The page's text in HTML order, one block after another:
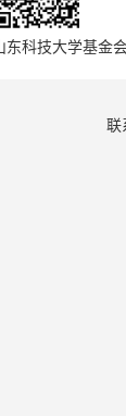
东科技大学基金
联